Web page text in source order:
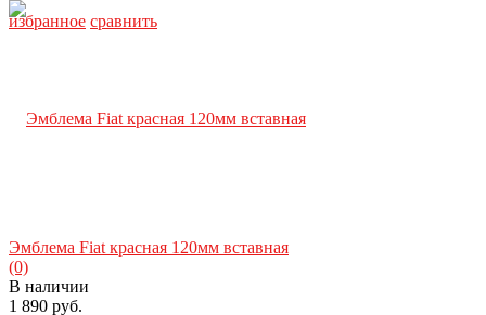
избранное сравнить
Эмблема Fiat красная 120мм вставная
(0)
В наличии
1 890 руб.